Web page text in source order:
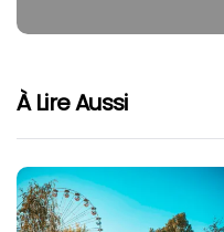
À Lire Aussi